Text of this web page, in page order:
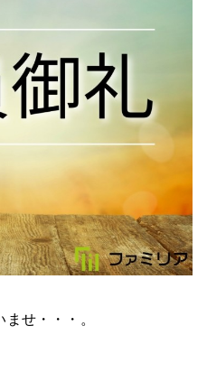
せ・・・。